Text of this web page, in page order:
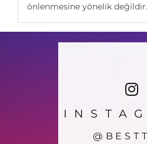
önlenmesine yönelik değildir.